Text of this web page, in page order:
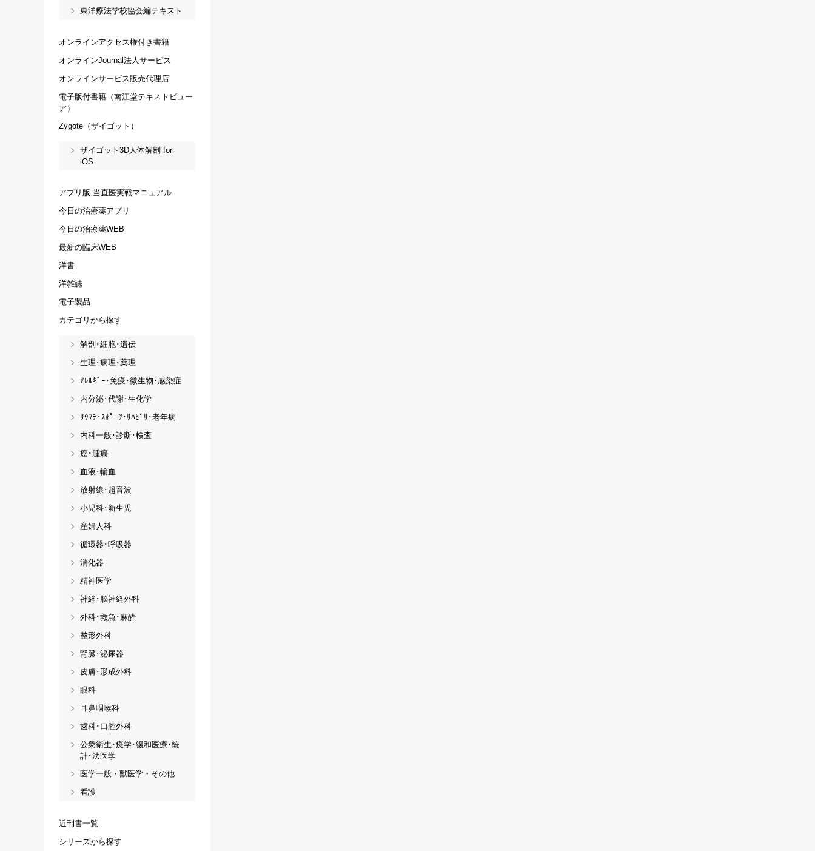
東洋療法学校協会編テキスト
オンラインアクセス権付き書籍
オンラインJournal法人サービス
オンラインサービス販売代理店
電子版付書籍（南江堂テキストビュー
ア）
Zygote（ザイゴット）
ザイゴット3D人体解剖 for
iOS
アプリ版 当直医実戦マニュアル
今日の治療薬アプリ
今日の治療薬WEB
最新の臨床WEB
洋書
洋雑誌
電子製品
カテゴリから探す
解剖･細胞･遺伝
生理･病理･薬理
ｱﾚﾙｷﾞｰ･免疫･微生物･感染症
内分泌･代謝･生化学
ﾘｳﾏﾁ･ｽﾎﾟｰﾂ･ﾘﾊﾋﾞﾘ･老年病
内科一般･診断･検査
癌･腫瘍
血液･輸血
放射線･超音波
小児科･新生児
産婦人科
循環器･呼吸器
消化器
精神医学
神経･脳神経外科
外科･救急･麻酔
整形外科
腎臓･泌尿器
皮膚･形成外科
眼科
耳鼻咽喉科
歯科･口腔外科
公衆衛生･疫学･緩和医療･統
計･法医学
医学一般・獣医学・その他
看護
近刊書一覧
シリーズから探す